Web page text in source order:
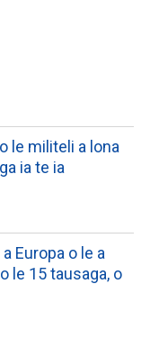
le militeli a lona
ia te ia
Europa o le a
le 15 tausaga, o